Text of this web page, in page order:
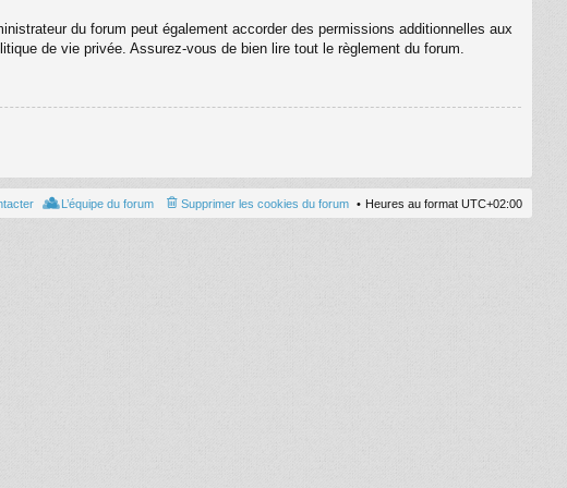
du forum peut également accorder des permissions additionnelles aux
de vie privée. Assurez-vous de bien lire tout le règlement du forum.
Heures au format UTC+02:00
Supprimer les cookies du forum
L’équipe du forum